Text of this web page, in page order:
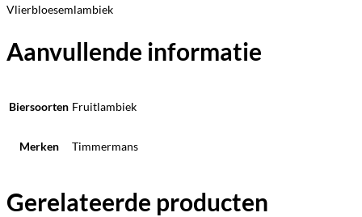
Vlierbloesemlambiek
Aanvullende informatie
Biersoorten Fruitlambiek
Merken Timmermans
Gerelateerde producten